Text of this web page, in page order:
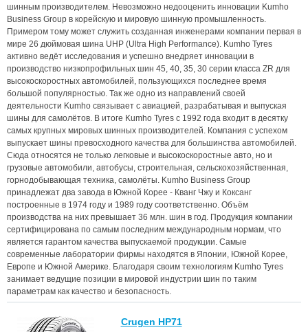
шинным производителем. Невозможно недооценить инновации Kumho
Business Group в корейскую и мировую шинную промышленность.
Примером тому может служить созданная инженерами компании первая в
мире 26 дюймовая шина UHP (Ultra High Performance). Kumho Tyres
активно ведёт исследования и успешно внедряет инновации в
производство низкопрофильных шин 45, 40, 35, 30 серии класса ZR для
высокоскоростных автомобилей, пользующихся последнее время
большой популярностью. Так же одно из направлений своей
деятельности Kumho связывает с авиацией, разрабатывая и выпуская
шины для самолётов. В итоге Kumho Tyres с 1992 года входит в десятку
самых крупных мировых шинных производителей. Компания с успехом
выпускает шины превосходного качества для большинства автомобилей.
Сюда относятся не только легковые и высокоскоростные авто, но и
грузовые автомобили, автобусы, строительная, сельскохозяйственная,
горнодобывающая техника, самолёты. Kumho Business Group
принадлежат два завода в Южной Корее - Кванг Чжу и Коксанг
построенные в 1974 году и 1989 году соответственно. Объём
производства на них превышает 36 млн. шин в год. Продукция компании
сертифицирована по самым последним международным нормам, что
является гарантом качества выпускаемой продукции. Самые
современные лаборатории фирмы находятся в Японии, Южной Корее,
Европе и Южной Америке. Благодаря своим технологиям Kumho Tyres
занимает ведущие позиции в мировой индустрии шин по таким
параметрам как качество и безопасность.
Crugen HP71